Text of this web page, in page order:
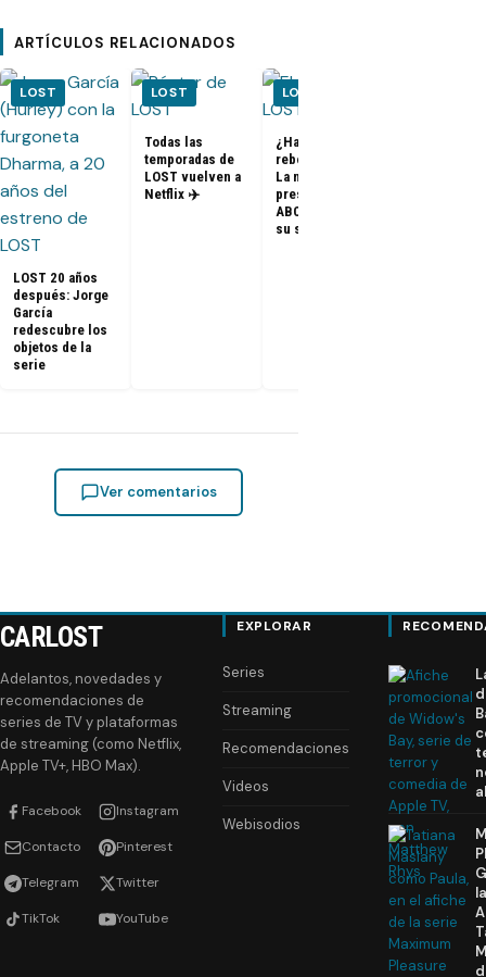
ARTÍCULOS RELACIONADOS
LOST
LOST 20 años
después: Jorge
García
redescubre los
objetos de la
serie
LOST
Todas las
temporadas de
LOST vuelven a
Netflix ✈️
LOST
¿Habrá un
reboot de Lost?
La nueva
presidenta de
ABC dice que es
su sueño
Ver comentarios
CARLOST
Adelantos, novedades y
recomendaciones de
series de TV y plataformas
de streaming (como Netflix,
Apple TV+, HBO Max).
Facebook Instagram
Contacto Pinterest
Telegram Twitter
TikTok YouTube
EXPLORAR
Series
Streaming
Recomendaciones
Videos
Webisodios